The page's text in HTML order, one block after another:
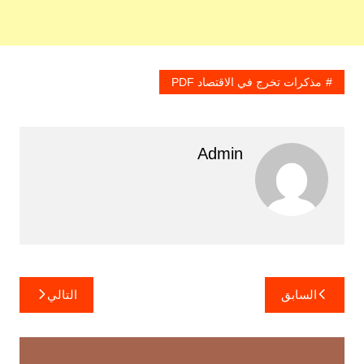
مذكرات تخرج في الاقتصاد PDF
Admin
تصفّح
المقالات
السابق التالي